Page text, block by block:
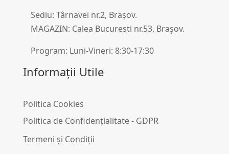
Sediu: Târnavei nr.2, Brașov.
MAGAZIN: Calea Bucuresti nr.53, Brașov.
Program: Luni-Vineri: 8:30-17:30
Informații Utile
Politica Cookies
Politica de Confidențialitate - GDPR
Termeni și Condiții